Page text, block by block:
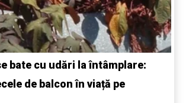
bate cu udări la întâmplare:
de balcon în viață pe